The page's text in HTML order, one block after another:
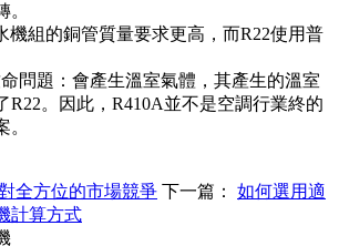
組的銅管質量要求更高，而R22使用普
題：會產生溫室氣體，其產生的溫室
R22。因此，R410A並不是空調行業終的
全方位的市場競爭 下一篇： 如何選用適
計算方式